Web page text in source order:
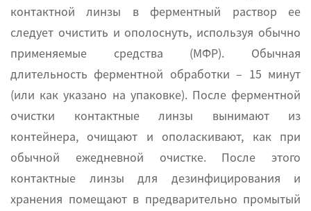
контактной линзы в ферментный раствор ее
следует очистить и ополоснуть, используя обычно
применяемые средства (МФР). Обычная
длительность ферментной обработки – 15 минут
(или как указано на упаковке). После ферментной
очистки контактные линзы вынимают из
контейнера, очищают и ополаскивают, как при
обычной ежедневной очистке. После этого
контактные линзы для дезинфицирования и
хранения помещают в предварительно промытый